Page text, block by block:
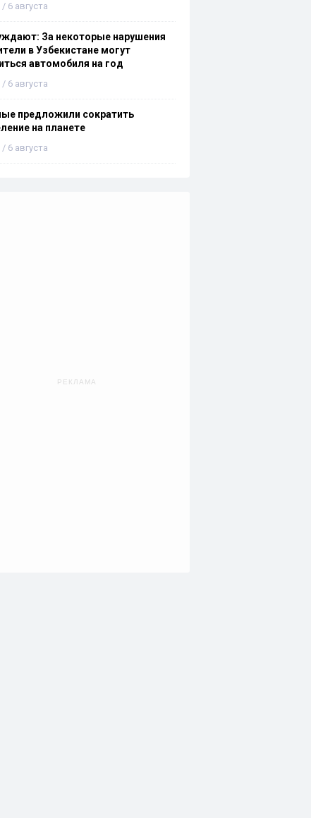
/ 6 августа
За некоторые нарушения
в Узбекистане могут
автомобиля на год
/ 6 августа
предложили сократить
на планете
/ 6 августа